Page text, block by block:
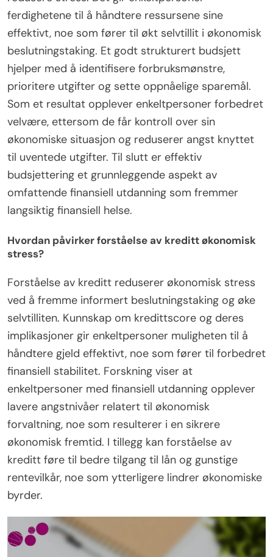
ferdighetene til å håndtere ressursene sine
effektivt, noe som fører til økt selvtillit i økonomisk
beslutningstaking. Et godt strukturert budsjett
hjelper med å identifisere forbruksmønstre,
prioritere utgifter og sette oppnåelige sparemål.
Som et resultat opplever enkeltpersoner forbedret
velvære, ettersom de får kontroll over sin
økonomiske situasjon og reduserer angst knyttet
til uventede utgifter. Til slutt er effektiv
budsjettering et grunnleggende aspekt av
omfattende finansiell utdanning som fremmer
langsiktig finansiell helse.
Hvordan påvirker forståelse av kreditt økonomisk
stress?
Forståelse av kreditt reduserer økonomisk stress
ved å fremme informert beslutningstaking og øke
selvtilliten. Kunnskap om kredittscore og deres
implikasjoner gir enkeltpersoner muligheten til å
håndtere gjeld effektivt, noe som fører til forbedret
finansiell stabilitet. Forskning viser at
enkeltpersoner med finansiell utdanning opplever
lavere angstnivåer relatert til økonomisk
forvaltning, noe som resulterer i en sikrere
økonomisk fremtid. I tillegg kan forståelse av
kreditt føre til bedre tilgang til lån og gunstige
rentevilkår, noe som ytterligere lindrer økonomiske
byrder.